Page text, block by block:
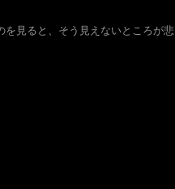
見ると、そう見えないところが